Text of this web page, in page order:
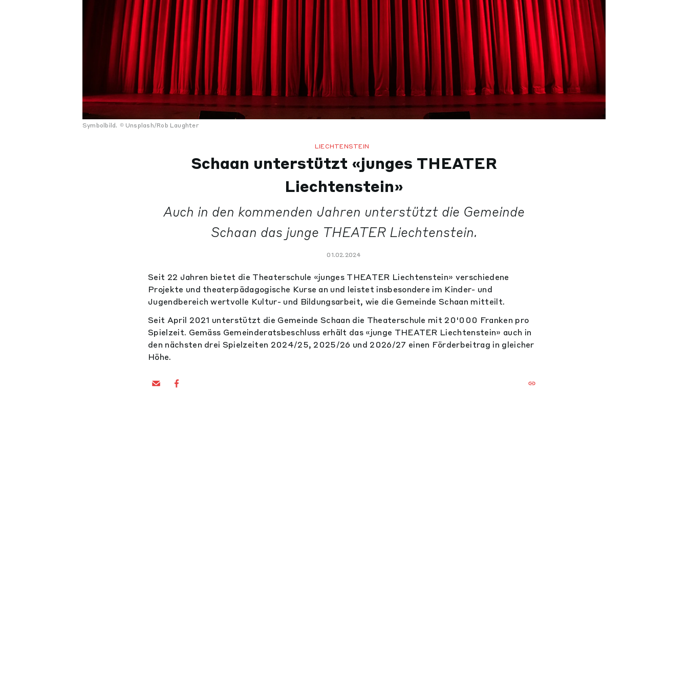
Symbolbild. Unsplash/Rob Laughter
LIECHTENSTEIN
Schaan unterstützt «junges THEATER
Liechtenstein»
Auch in den kommenden Jahren unterstützt die Gemeinde
Schaan das junge THEATER Liechtenstein.
01.02.2024
Seit 22 Jahren bietet die Theaterschule «junges THEATER Liechtenstein» verschiedene
Projekte und theaterpädagogische Kurse an und leistet insbesondere im Kinder- und
Jugendbereich wertvolle Kultur- und Bildungsarbeit, wie die Gemeinde Schaan mitteilt.
Seit April 2021 unterstützt die Gemeinde Schaan die Theaterschule mit 20'000 Franken pro
Spielzeit. Gemäss Gemeinderatsbeschluss erhält das «junge THEATER Liechtenstein» auch in
den nächsten drei Spielzeiten 2024/25, 2025/26 und 2026/27 einen Förderbeitrag in gleicher
Höhe.